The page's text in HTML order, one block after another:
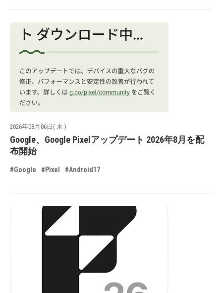
2026年08月06日( 木 )
Google、Google Pixelアップデート 2026年8月を配
布開始
#Google #Pixel #Android17